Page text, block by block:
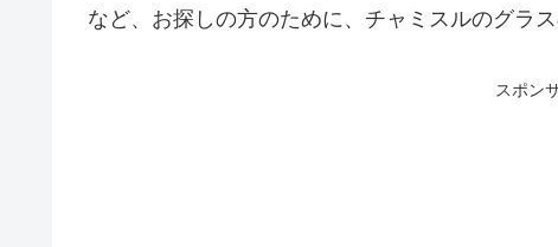
など、お探しの方のために、チャミスルのグラ
スポン